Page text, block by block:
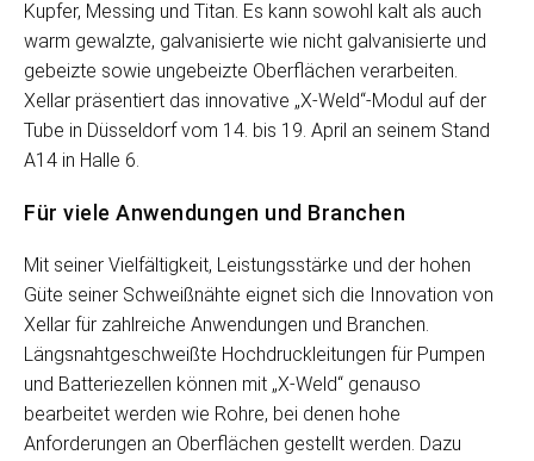
Kupfer, Messing und Titan. Es kann sowohl kalt als auch
warm gewalzte, galvanisierte wie nicht galvanisierte und
gebeizte sowie ungebeizte Oberflächen verarbeiten.
Xellar präsentiert das innovative „X-Weld“-Modul auf der
Tube in Düsseldorf vom 14. bis 19. April an seinem Stand
A14 in Halle 6.
Für viele Anwendungen und Branchen
Mit seiner Vielfältigkeit, Leistungsstärke und der hohen
Güte seiner Schweißnähte eignet sich die Innovation von
Xellar für zahlreiche Anwendungen und Branchen.
Längsnahtgeschweißte Hochdruckleitungen für Pumpen
und Batteriezellen können mit „X-Weld“ genauso
bearbeitet werden wie Rohre, bei denen hohe
Anforderungen an Oberflächen gestellt werden. Dazu